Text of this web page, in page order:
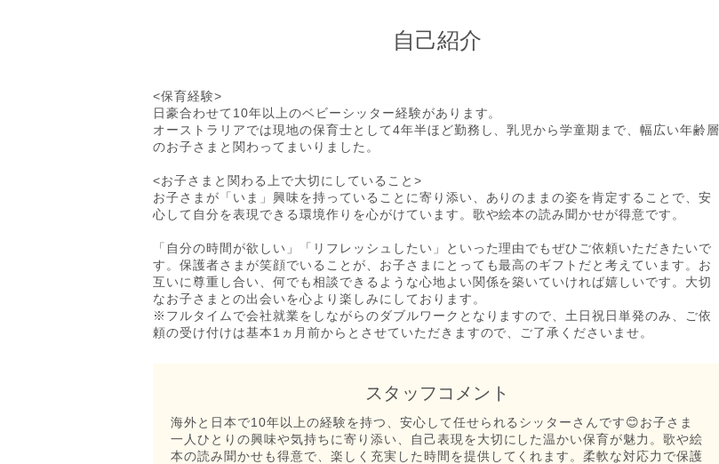
自己紹介
<保育経験>
日豪合わせて10年以上のベビーシッター経験があります。
オーストラリアでは現地の保育士として4年半ほど勤務し、乳児から学童期まで、幅広い年齢層
のお子さまと関わってまいりました。
<お子さまと関わる上で大切にしていること>
お子さまが「いま」興味を持っていることに寄り添い、ありのままの姿を肯定することで、安
心して自分を表現できる環境作りを心がけています。歌や絵本の読み聞かせが得意です。
「自分の時間が欲しい」「リフレッシュしたい」といった理由でもぜひご依頼いただきたいで
す。保護者さまが笑顔でいることが、お子さまにとっても最高のギフトだと考えています。お
互いに尊重し合い、何でも相談できるような心地よい関係を築いていければ嬉しいです。大切
なお子さまとの出会いを心より楽しみにしております。
※フルタイムで会社就業をしながらのダブルワークとなりますので、土日祝日単発のみ、ご依
頼の受け付けは基本1ヵ月前からとさせていただきますので、ご了承くださいませ。
スタッフコメント
海外と日本で10年以上の経験を持つ、安心して任せられるシッターさんです😊お子さま
一人ひとりの興味や気持ちに寄り添い、自己表現を大切にした温かい保育が魅力。歌や絵
本の読み聞かせも得意で、楽しく充実した時間を提供してくれます。柔軟な対応力で保護